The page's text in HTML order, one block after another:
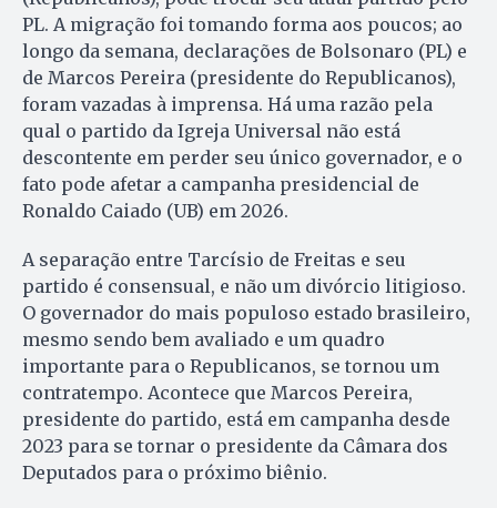
PL. A migração foi tomando forma aos poucos; ao
longo da semana, declarações de Bolsonaro (PL) e
de Marcos Pereira (presidente do Republicanos),
foram vazadas à imprensa. Há uma razão pela
qual o partido da Igreja Universal não está
descontente em perder seu único governador, e o
fato pode afetar a campanha presidencial de
Ronaldo Caiado (UB) em 2026.
A separação entre Tarcísio de Freitas e seu
partido é consensual, e não um divórcio litigioso.
O governador do mais populoso estado brasileiro,
mesmo sendo bem avaliado e um quadro
importante para o Republicanos, se tornou um
contratempo. Acontece que Marcos Pereira,
presidente do partido, está em campanha desde
2023 para se tornar o presidente da Câmara dos
Deputados para o próximo biênio.